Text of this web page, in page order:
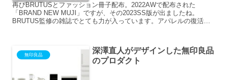
再びBRUTUSとファッション冊子配布。2022AWで配布された
「BRAND NEW MUJI」ですが、その2023SS版が出ましたね。
BRUTUS監修の雑誌でとても力が入っています。アパレルの復活に
無印良品
深澤直人がデザインした無印良品
のプロダクト